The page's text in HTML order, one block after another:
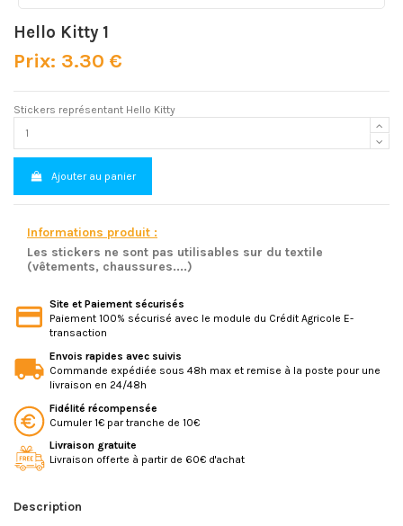
Hello Kitty 1
Prix: 3.30 €
Stickers représentant Hello Kitty
Ajouter au panier
Informations produit :
Les stickers ne sont pas utilisables sur du textile
(vêtements, chaussures....)
Site et Paiement sécurisés
Paiement 100% sécurisé avec le module du Crédit Agricole E-
transaction
Envois rapides avec suivis
Commande expédiée sous 48h max et remise à la poste pour une
livraison en 24/48h
Fidélité récompensée
Cumuler 1€ par tranche de 10€
Livraison gratuite
Livraison offerte à partir de 60€ d'achat
Description